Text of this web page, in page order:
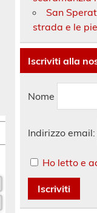
San
strada e le
Iscriviti alla
Nome
Indirizzo email:
Ho letto e